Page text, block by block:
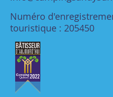
Numéro
touristique : 205450